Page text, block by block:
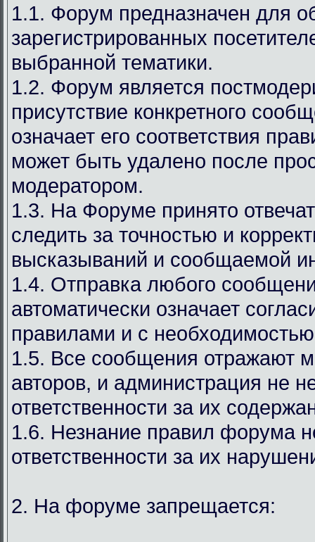
1.1. Форум предназначен для
зарегистрированных
выбранной тематики.
1.2. Форум является
присутствие конкретного
означает его соответствия
может быть удалено после
модератором.
1.3. На Форуме принято
следить за точностью и
высказываний и сообщаемой
1.4. Отправка любого
автоматически означает
правилами и с
1.5. Все сообщения отражают
авторов, и администрация не
ответственности за их
1.6. Незнание правил форума
ответственности за их
2. На форуме запрещается: